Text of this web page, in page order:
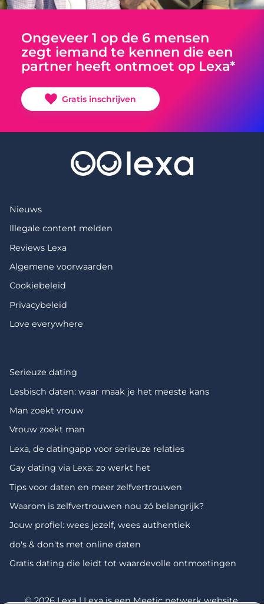
Ongeveer 1 op de 6 mensen
zegt iemand te kennen die een
partner heeft ontmoet op Lexa*
Gratis inschrijven
Nieuws
Illegale content melden
Reviews Lexa
Algemene voorwaarden
Cookiebeleid
Privacybeleid
Love everywhere
Serieuze dating
Lesbisch daten: waar maak je het meeste kans
Man zoekt vrouw
Vrouw zoekt man
Lexa, de datingapp voor serieuze relaties
Gay dating via Lexa: zo werkt het
Tips voor daten en meer zelfvertrouwen
Waarom is zelfvertrouwen nou zó belangrijk?
Jouw profiel: wees jezelf, wees authentiek
do's & don'ts met online daten
Gratis dating die leidt tot waardevolle ontmoetingen
© 2026 Lexa | Lexa is eenMeetic netwerkwebsite.